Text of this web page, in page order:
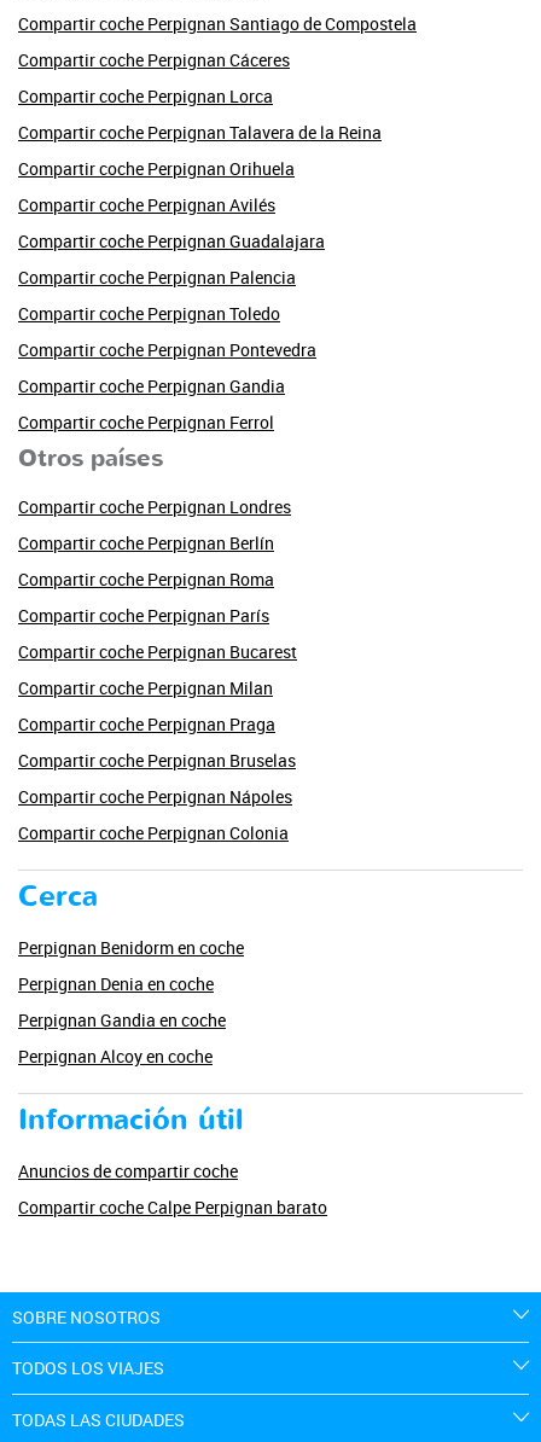
Compartir coche Perpignan Santiago de Compostela
Compartir coche Perpignan Cáceres
Compartir coche Perpignan Lorca
Compartir coche Perpignan Talavera de la Reina
Compartir coche Perpignan Orihuela
Compartir coche Perpignan Avilés
Compartir coche Perpignan Guadalajara
Compartir coche Perpignan Palencia
Compartir coche Perpignan Toledo
Compartir coche Perpignan Pontevedra
Compartir coche Perpignan Gandia
Compartir coche Perpignan Ferrol
Otros países
Compartir coche Perpignan Londres
Compartir coche Perpignan Berlín
Compartir coche Perpignan Roma
Compartir coche Perpignan París
Compartir coche Perpignan Bucarest
Compartir coche Perpignan Milan
Compartir coche Perpignan Praga
Compartir coche Perpignan Bruselas
Compartir coche Perpignan Nápoles
Compartir coche Perpignan Colonia
Cerca
Perpignan Benidorm en coche
Perpignan Denia en coche
Perpignan Gandia en coche
Perpignan Alcoy en coche
Información útil
Anuncios de compartir coche
Compartir coche Calpe Perpignan barato
SOBRE NOSOTROS
TODOS LOS VIAJES
TODAS LAS CIUDADES